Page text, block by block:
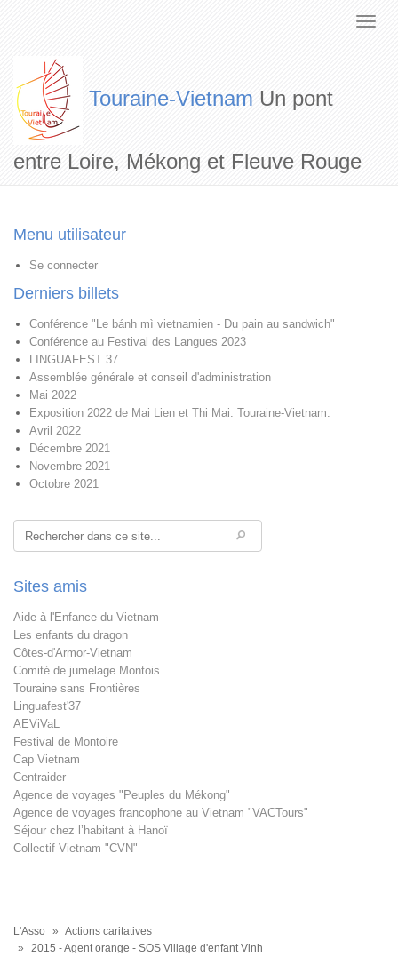
Touraine-Vietnam Un pont
entre Loire, Mékong et Fleuve Rouge
Menu utilisateur
Se connecter
Derniers billets
Conférence "Le bánh mì vietnamien - Du pain au sandwich"
Conférence au Festival des Langues 2023
LINGUAFEST 37
Assemblée générale et conseil d'administration
Mai 2022
Exposition 2022 de Mai Lien et Thi Mai. Touraine-Vietnam.
Avril 2022
Décembre 2021
Novembre 2021
Octobre 2021
Rechercher
Sites amis
Aide à l'Enfance du Vietnam
Les enfants du dragon
Côtes-d'Armor-Vietnam
Comité de jumelage Montois
Touraine sans Frontières
Linguafest'37
AEViVaL
Festival de Montoire
Cap Vietnam
Centraider
Agence de voyages "Peuples du Mékong"
Agence de voyages francophone au Vietnam "VACTours"
Séjour chez l’habitant à Hanoï
Collectif Vietnam "CVN"
Fil
d'Ariane
L'Asso
Actions caritatives
2015 - Agent orange - SOS Village d'enfant Vinh